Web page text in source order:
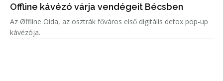
Offline kávézó várja vendégeit Bécsben
Az Øffline Oida, az osztrák főváros első digitális detox pop-up
kávézója.